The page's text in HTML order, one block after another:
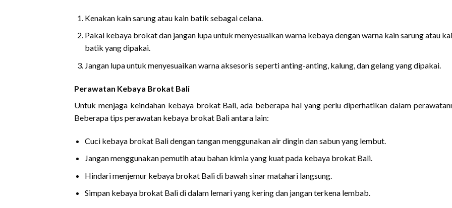
Kenakan kain sarung atau kain batik sebagai celana.
Pakai kebaya brokat dan jangan lupa untuk menyesuaikan warna kebaya dengan warna kain sarung atau
batik yang dipakai.
Jangan lupa untuk menyesuaikan warna aksesoris seperti anting-anting, kalung, dan gelang yang dipakai.
Perawatan Kebaya Brokat Bali
Untuk menjaga keindahan kebaya brokat Bali, ada beberapa hal yang perlu diperhatikan dalam
Beberapa tips perawatan kebaya brokat Bali antara lain:
Cuci kebaya brokat Bali dengan tangan menggunakan air dingin dan sabun yang lembut.
Jangan menggunakan pemutih atau bahan kimia yang kuat pada kebaya brokat Bali.
Hindari menjemur kebaya brokat Bali di bawah sinar matahari langsung.
Simpan kebaya brokat Bali di dalam lemari yang kering dan jangan terkena lembab.